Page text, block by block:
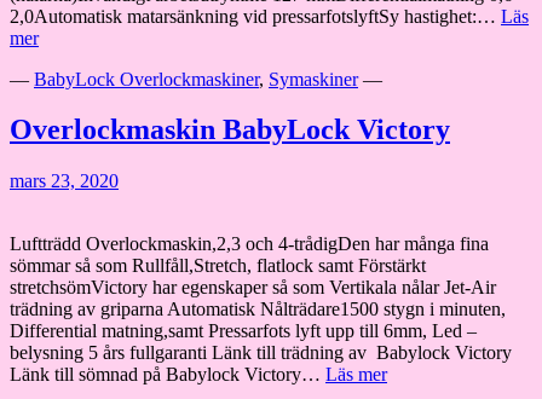
2,0Automatisk matarsänkning vid pressarfotslyftSy hastighet:… Läs
merBabyLock
— BabyLock Overlockmaskiner, Symaskiner—
Overlockmaskin BabyLock Victory
mars 23, 2020
Luftträdd Overlockmaskin,2,3 och 4-trådigDen har många fina
sömmar så som Rullfåll,Stretch, flatlock samt Förstärkt
stretchsömVictory har egenskaper så som Vertikala nålar Jet-Air
trädning av griparna Automatisk Nålträdare1500 stygn i minuten,
Differential matning,samt Pressarfots lyft upp till 6mm, Led –
belysning 5 års fullgaranti Länk till trädning av Babylock Victory
Länk till sömnad på Babylock Victory… Läs merOverlockmaskin